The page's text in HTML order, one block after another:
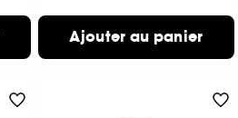
Ajouter au panier